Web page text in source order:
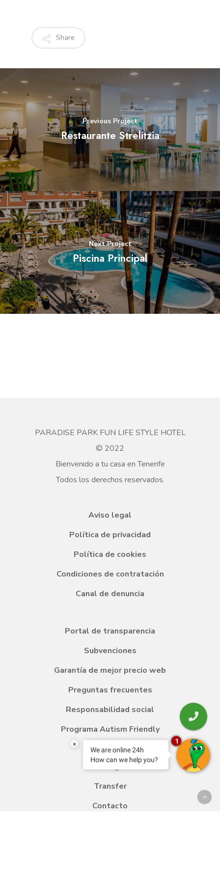
Share
Previous Project
Restaurante Strelitzia
Next Project
Piscina Principal
PARADISE PARK FUN LIFE STYLE HOTEL
© 2022
Bienvenido a tu casa en Tenerife
Todos los derechos reservados.
Aviso legal
Política de privacidad
Política de cookies
Condiciones de contratación
Canal de denuncia
Portal de transparencia
Subvenciones
Garantía de mejor precio web
Preguntas frecuentes
Responsabilidad social
Programa Autism Friendly
Transfer
Contacto
×
We are online 24h
How can we help you?
1